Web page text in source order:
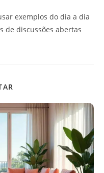
exemplos do dia a dia
de discussões abertas